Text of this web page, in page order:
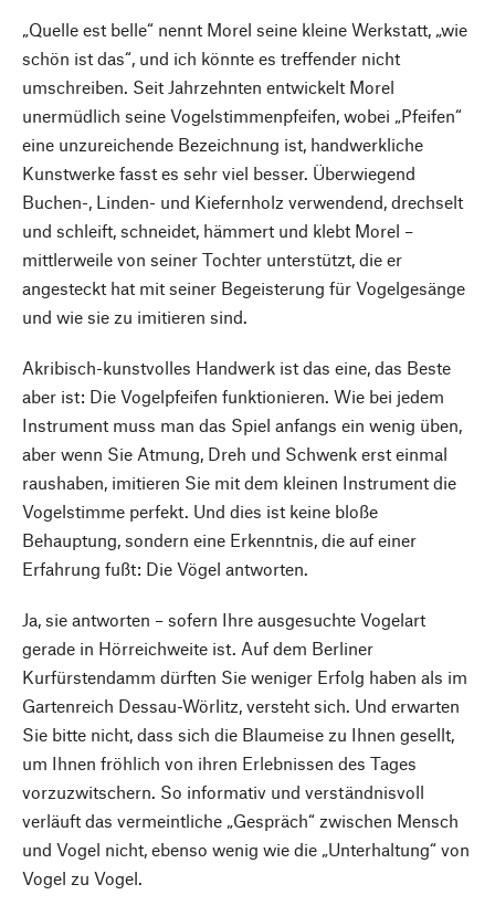
„Quelle est belle“ nennt Morel seine kleine Werkstatt, „wie
schön ist das“, und ich könnte es treffender nicht
umschreiben. Seit Jahrzehnten entwickelt Morel
unermüdlich seine Vogelstimmenpfeifen, wobei „Pfeifen“
eine unzureichende Bezeichnung ist, handwerkliche
Kunstwerke fasst es sehr viel besser. Überwiegend
Buchen-, Linden- und Kiefernholz verwendend, drechselt
und schleift, schneidet, hämmert und klebt Morel –
mittlerweile von seiner Tochter unterstützt, die er
angesteckt hat mit seiner Begeisterung für Vogelgesänge
und wie sie zu imitieren sind.
Akribisch-kunstvolles Handwerk ist das eine, das Beste
aber ist: Die Vogelpfeifen funktionieren. Wie bei jedem
Instrument muss man das Spiel anfangs ein wenig üben,
aber wenn Sie Atmung, Dreh und Schwenk erst einmal
raushaben, imitieren Sie mit dem kleinen Instrument die
Vogelstimme perfekt. Und dies ist keine bloße
Behauptung, sondern eine Erkenntnis, die auf einer
Erfahrung fußt: Die Vögel antworten.
Ja, sie antworten – sofern Ihre ausgesuchte Vogelart
gerade in Hörreichweite ist. Auf dem Berliner
Kurfürstendamm dürften Sie weniger Erfolg haben als im
Gartenreich Dessau-Wörlitz, versteht sich. Und erwarten
Sie bitte nicht, dass sich die Blaumeise zu Ihnen gesellt,
um Ihnen fröhlich von ihren Erlebnissen des Tages
vorzuzwitschern. So informativ und verständnisvoll
verläuft das vermeintliche „Gespräch“ zwischen Mensch
und Vogel nicht, ebenso wenig wie die „Unterhaltung“ von
Vogel zu Vogel.